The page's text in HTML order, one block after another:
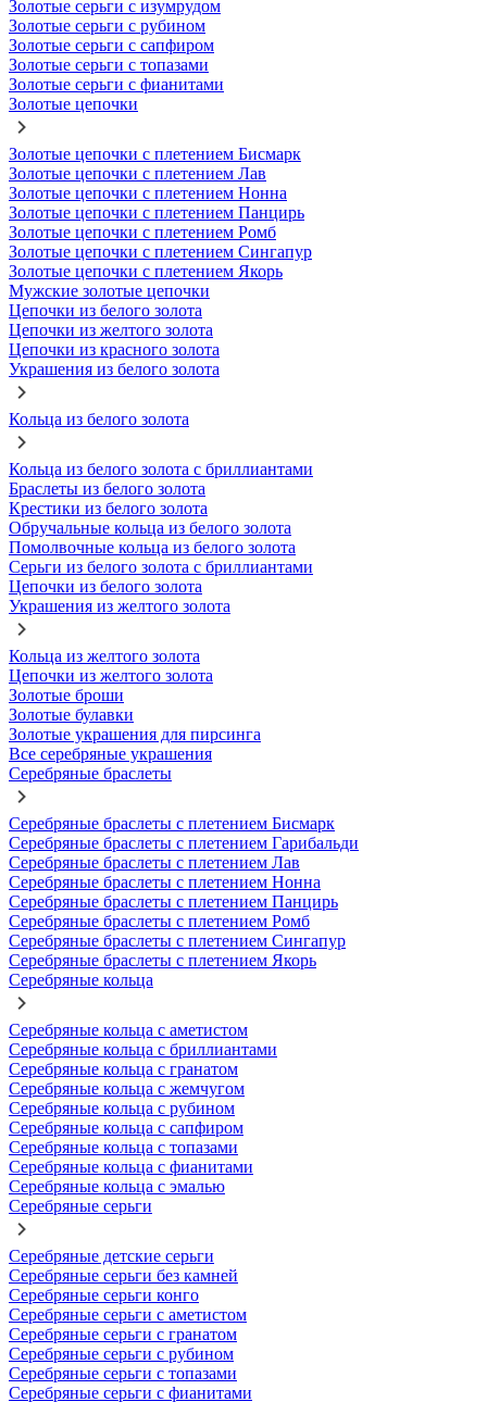
Золотые серьги с изумрудом
Золотые серьги с рубином
Золотые серьги с сапфиром
Золотые серьги с топазами
Золотые серьги с фианитами
Золотые цепочки
Золотые цепочки с плетением Бисмарк
Золотые цепочки с плетением Лав
Золотые цепочки с плетением Нонна
Золотые цепочки с плетением Панцирь
Золотые цепочки с плетением Ромб
Золотые цепочки с плетением Сингапур
Золотые цепочки с плетением Якорь
Мужские золотые цепочки
Цепочки из белого золота
Цепочки из желтого золота
Цепочки из красного золота
Украшения из белого золота
Кольца из белого золота
Кольца из белого золота с бриллиантами
Браслеты из белого золота
Крестики из белого золота
Обручальные кольца из белого золота
Помолвочные кольца из белого золота
Серьги из белого золота с бриллиантами
Цепочки из белого золота
Украшения из желтого золота
Кольца из желтого золота
Цепочки из желтого золота
Золотые броши
Золотые булавки
Золотые украшения для пирсинга
Все серебряные украшения
Серебряные браслеты
Серебряные браслеты с плетением Бисмарк
Серебряные браслеты с плетением Гарибальди
Серебряные браслеты с плетением Лав
Серебряные браслеты с плетением Нонна
Серебряные браслеты с плетением Панцирь
Серебряные браслеты с плетением Ромб
Серебряные браслеты с плетением Сингапур
Серебряные браслеты с плетением Якорь
Серебряные кольца
Серебряные кольца с аметистом
Серебряные кольца с бриллиантами
Серебряные кольца с гранатом
Серебряные кольца с жемчугом
Серебряные кольца с рубином
Серебряные кольца с сапфиром
Серебряные кольца с топазами
Серебряные кольца с фианитами
Серебряные кольца с эмалью
Серебряные серьги
Серебряные детские серьги
Серебряные серьги без камней
Серебряные серьги конго
Серебряные серьги с аметистом
Серебряные серьги с гранатом
Серебряные серьги с рубином
Серебряные серьги с топазами
Серебряные серьги с фианитами